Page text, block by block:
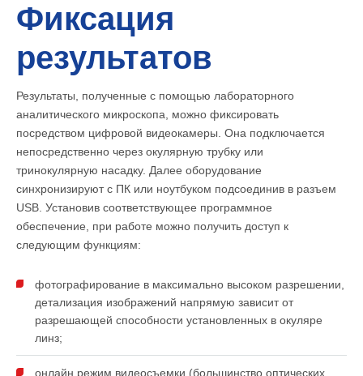
Фиксация
результатов
Результаты, полученные с помощью лабораторного
аналитического микроскопа, можно фиксировать
посредством цифровой видеокамеры. Она подключается
непосредственно через окулярную трубку или
тринокулярную насадку. Далее оборудование
синхронизируют с ПК или ноутбуком подсоединив в разъем
USB. Установив соответствующее программное
обеспечение, при работе можно получить доступ к
следующим функциям:
фотографирование в максимально высоком разрешении,
детализация изображений напрямую зависит от
разрешающей способности установленных в окуляре
линз;
онлайн режим видеосъемки (большинство оптических